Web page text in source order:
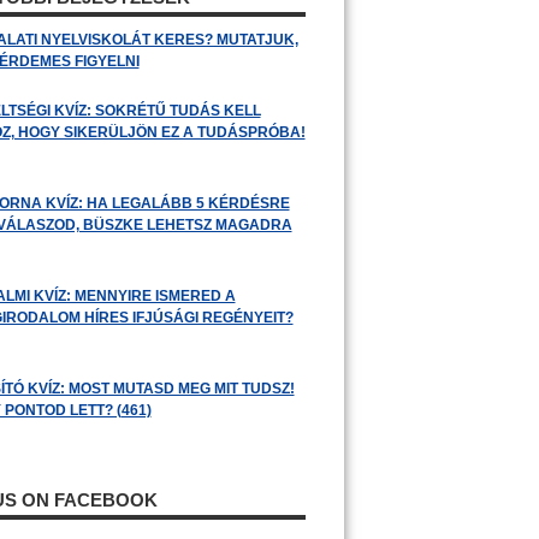
NYELVISKOLÁT KERES? MUTATJUK,
FIGYELNI
KVÍZ: SOKRÉTŰ TUDÁS KELL
HOGY SIKERÜLJÖN EZ A TUDÁSPRÓBA!
KVÍZ: HA LEGALÁBB 5 KÉRDÉSRE
BÜSZKE LEHETSZ MAGADRA
KVÍZ: MENNYIRE ISMERED A
HÍRES IFJÚSÁGI REGÉNYEIT?
KVÍZ: MOST MUTASD MEG MIT TUDSZ!
LETT? (461)
ON FACEBOOK